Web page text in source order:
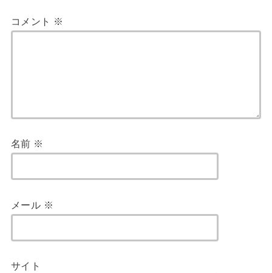
コメント ※
名前 ※
メール ※
サイト